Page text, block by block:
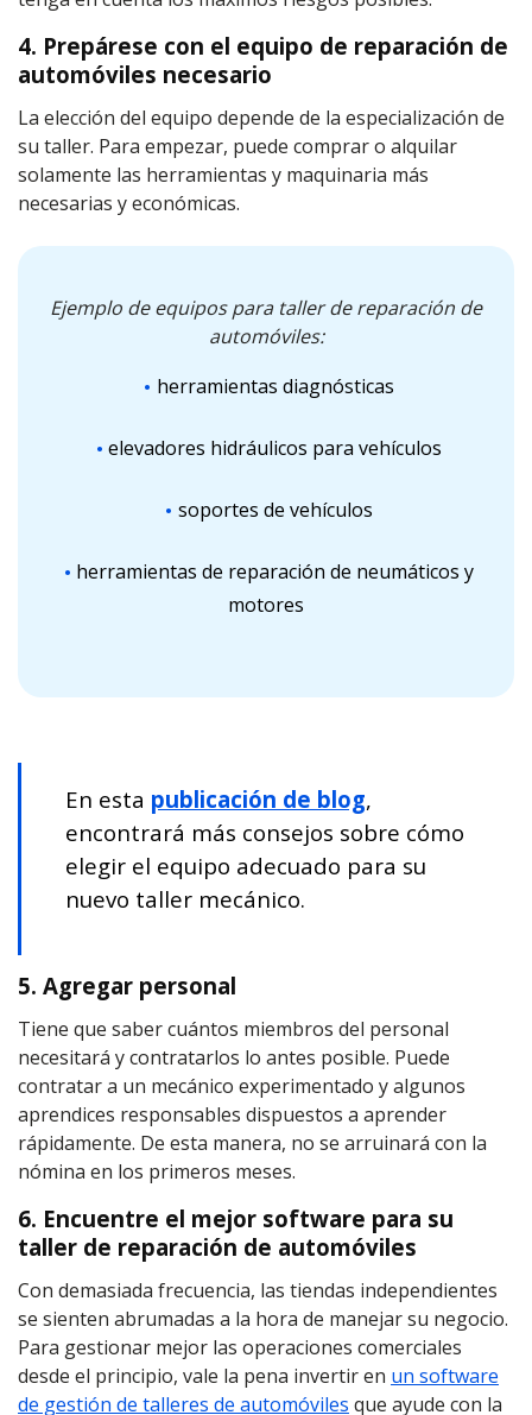
4. Prepárese con el equipo de reparación de
automóviles necesario
La elección del equipo depende de la especialización de
su taller. Para empezar, puede comprar o alquilar
solamente las herramientas y maquinaria más
necesarias y económicas.
Ejemplo de equipos para taller de reparación de
automóviles:
herramientas diagnósticas
elevadores hidráulicos para vehículos
soportes de vehículos
herramientas de reparación de neumáticos y
motores
En esta publicación de blog,
encontrará más consejos sobre cómo
elegir el equipo adecuado para su
nuevo taller mecánico.
5. Agregar personal
Tiene que saber cuántos miembros del personal
necesitará y contratarlos lo antes posible. Puede
contratar a un mecánico experimentado y algunos
aprendices responsables dispuestos a aprender
rápidamente. De esta manera, no se arruinará con la
nómina en los primeros meses.
6. Encuentre el mejor software para su
taller de reparación de automóviles
Con demasiada frecuencia, las tiendas independientes
se sienten abrumadas a la hora de manejar su negocio.
Para gestionar mejor las operaciones comerciales
desde el principio, vale la pena invertir en un software
de gestión de talleres de automóviles que ayude con la